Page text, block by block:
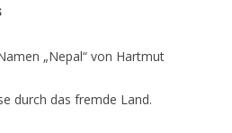
„Nepal“ von Hartmut
durch das fremde Land.